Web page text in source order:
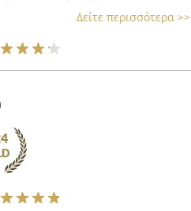
Δείτε περισσότερα >>